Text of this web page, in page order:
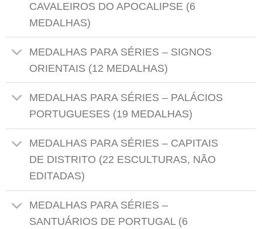
CAVALEIROS DO APOCALIPSE (6
MEDALHAS)
MEDALHAS PARA SÉRIES – SIGNOS
ORIENTAIS (12 MEDALHAS)
MEDALHAS PARA SÉRIES – PALÁCIOS
PORTUGUESES (19 MEDALHAS)
MEDALHAS PARA SÉRIES – CAPITAIS
DE DISTRITO (22 ESCULTURAS, NÃO
EDITADAS)
MEDALHAS PARA SÉRIES –
SANTUÁRIOS DE PORTUGAL (6